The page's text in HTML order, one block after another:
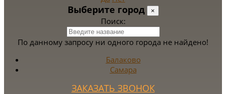
Выберите город ×
Поиск:
По данному запросу ни одного города не найдено!
Балаково
Самара
ЗАКАЗАТЬ ЗВОНОК